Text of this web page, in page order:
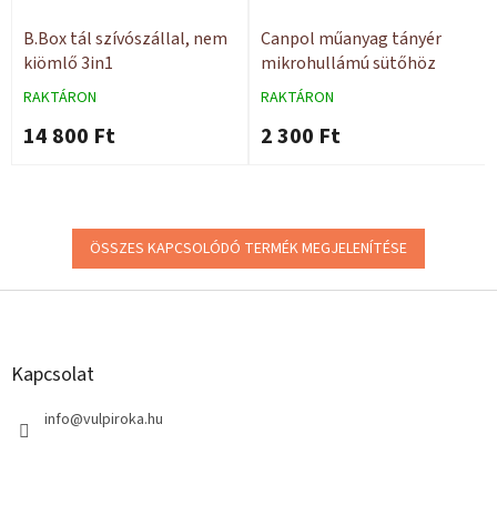
B.Box tál szívószállal, nem
kiömlő 3in1
RAKTÁRON
14 800 Ft
Canpol műanyag tányér
mikrohullámú sütőhöz
RAKTÁRON
2 300 Ft
ÖSSZES KAPCSOLÓDÓ TERMÉK MEGJELENÍTÉSE
L
Kapcsolat
info@vulpiroka.hu